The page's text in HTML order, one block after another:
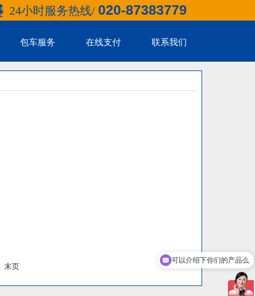
24小时服务热线/ 020-87383779
包车服务 在线支付 联系我们
末页
可以介绍下你们的产品么